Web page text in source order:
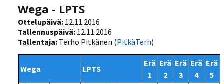
Wega - LPTS
Ottelupäivä: 12.11.2016
Tallennuspäivä: 12.11.2016
Tallentaja: Terho Pitkänen (PitkäTerh)
Wega LPTS
Erä
1
Erä
2
Erä
3
Erä
4
Erä
5